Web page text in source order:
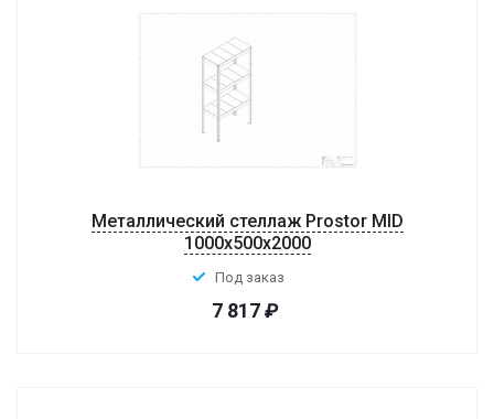
Металлический стеллаж Prostor MID
1000x500x2000
Под заказ
7 817₽